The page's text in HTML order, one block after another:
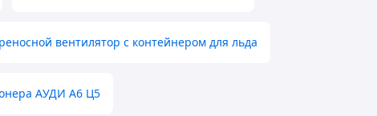
вентилятор с контейнером для льда
АУДИ А6 Ц5